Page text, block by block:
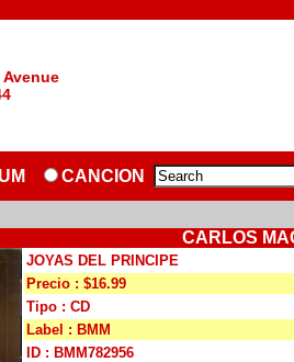
Avenue
CANCION
CARLOS
JOYAS DEL PRINCIPE
Precio : $16.99
Tipo : CD
Label : BMM
ID : BMM782956